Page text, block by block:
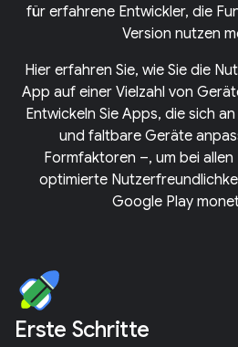
für erfahrene Entwickler, die
Version nutzen
Hier erfahren Sie, wie Sie die
App auf einer Vielzahl von
Entwickeln Sie Apps, die sich
und faltbare Geräte
Formfaktoren –, um bei
optimierte
Google Play
Erste Schritte